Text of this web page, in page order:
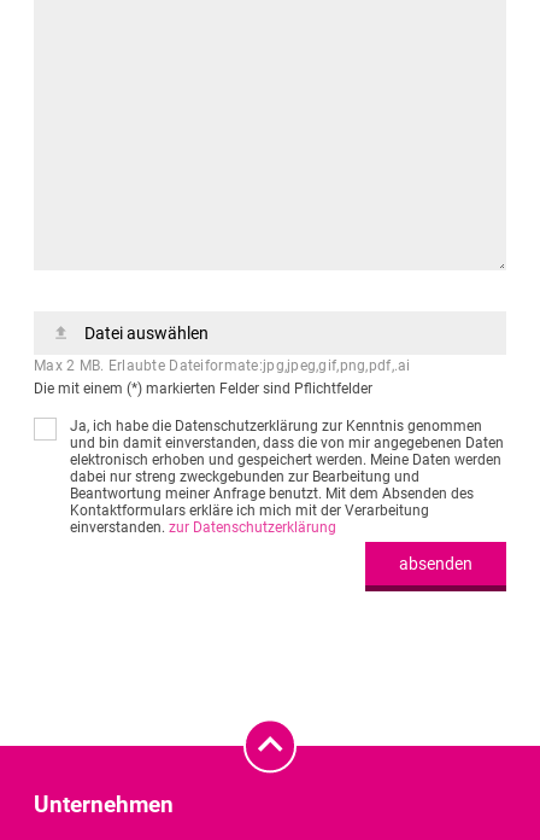
Datei auswählen
Max 2 MB. Erlaubte Dateiformate:jpg,jpeg,gif,png,pdf,.ai
Die mit einem (*) markierten Felder sind Pflichtfelder
Ja, ich habe die Datenschutzerklärung zur Kenntnis genommen
und bin damit einverstanden, dass die von mir angegebenen Daten
elektronisch erhoben und gespeichert werden. Meine Daten werden
dabei nur streng zweckgebunden zur Bearbeitung und
Beantwortung meiner Anfrage benutzt. Mit dem Absenden des
Kontaktformulars erkläre ich mich mit der Verarbeitung
einverstanden. zur Datenschutzerklärung
absenden
Unternehmen